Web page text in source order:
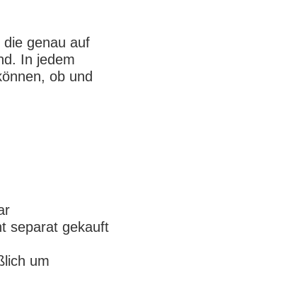
genau auf
In jedem
ob und
separat gekauft
um